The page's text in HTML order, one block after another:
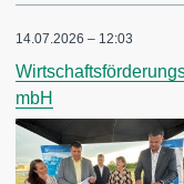
14.07.2026 – 12:03
mbH